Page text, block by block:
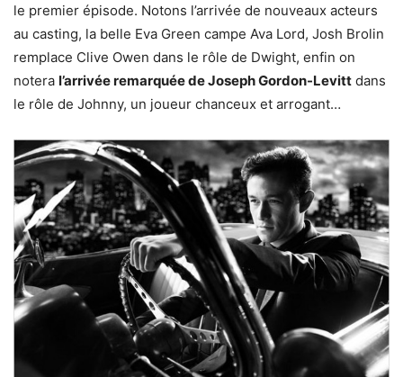
le premier épisode. Notons l’arrivée de nouveaux acteurs
au casting, la belle Eva Green campe Ava Lord, Josh Brolin
remplace Clive Owen dans le rôle de Dwight, enfin on
notera l’arrivée remarquée de Joseph Gordon-Levitt dans
le rôle de Johnny, un joueur chanceux et arrogant…